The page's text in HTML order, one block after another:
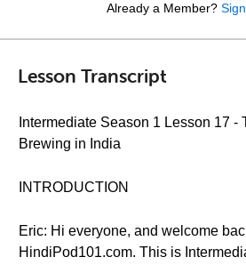
Already a Member?
Lesson Transcript
Intermediate Season 1 Lesson 17 -
Brewing in India
INTRODUCTION
Eric: Hi everyone, and welcome
HindiPod101.com. This is